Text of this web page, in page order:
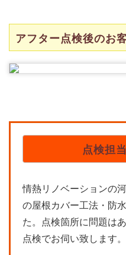
アフター点検後のお
点検担
情熱リノベーションの
の屋根カバー工法・防
た。点検箇所に問題は
点検でお伺い致します。